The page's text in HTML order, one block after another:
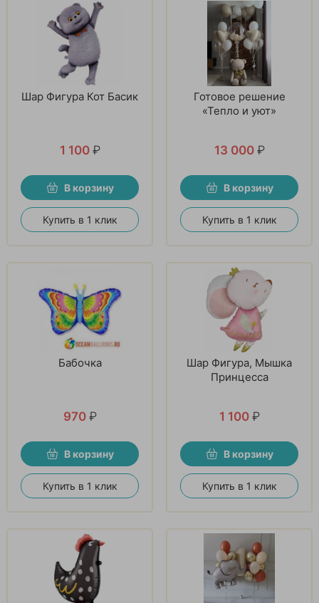
Шар Фигура Кот Басик
1 100 ₽
В корзину
Купить в 1 клик
Готовое решение
«Тепло и уют»
13 000 ₽
В корзину
Купить в 1 клик
Бабочка
970 ₽
В корзину
Купить в 1 клик
Шар Фигура, Мышка
Принцесса
1 100 ₽
В корзину
Купить в 1 клик